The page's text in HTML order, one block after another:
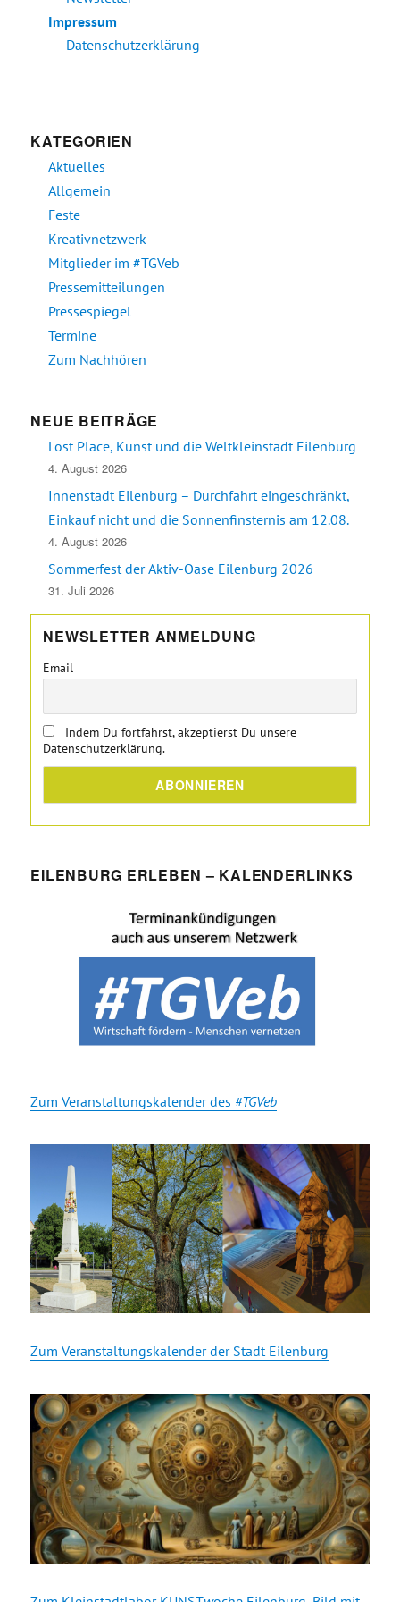
Impressum
Datenschutzerklärung
KATEGORIEN
Aktuelles
Allgemein
Feste
Kreativnetzwerk
Mitglieder im #TGVeb
Pressemitteilungen
Pressespiegel
Termine
Zum Nachhören
NEUE BEITRÄGE
Lost Place, Kunst und die Weltkleinstadt Eilenburg
4. August 2026
Innenstadt Eilenburg – Durchfahrt eingeschränkt,
Einkauf nicht und die Sonnenfinsternis am 12.08.
4. August 2026
Sommerfest der Aktiv-Oase Eilenburg 2026
31. Juli 2026
NEWSLETTER ANMELDUNG
Email
Indem Du fortfährst, akzeptierst Du unsere
Datenschutzerklärung.
EILENBURG ERLEBEN – KALENDERLINKS
Zum Veranstaltungskalender des #TGVeb
Zum Veranstaltungskalender der Stadt Eilenburg